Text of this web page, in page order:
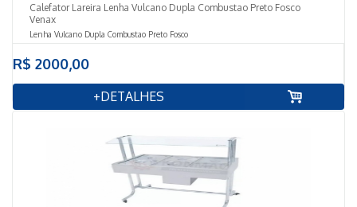
Calefator Lareira Lenha Vulcano Dupla Combustao Preto Fosco
Venax
Lenha Vulcano Dupla Combustao Preto Fosco
R$ 2000,00
+DETALHES